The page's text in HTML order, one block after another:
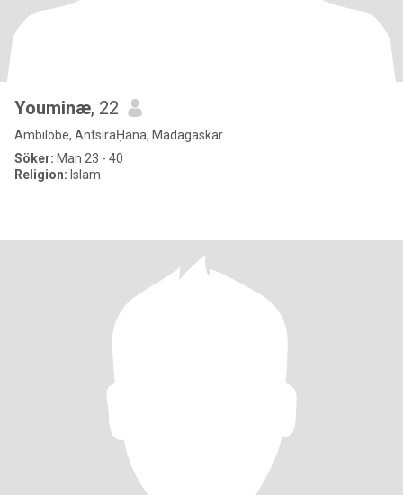
Youminæ, 22
Ambilobe, AntsiraḤana, Madagaskar
Söker: Man 23 - 40
Religion: Islam